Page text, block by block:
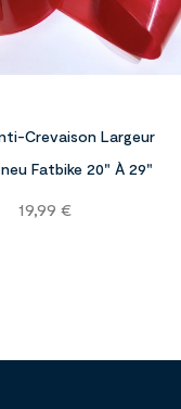
Crevaison Largeur
Fatbike 20" À 29"
Prix
19,99 €